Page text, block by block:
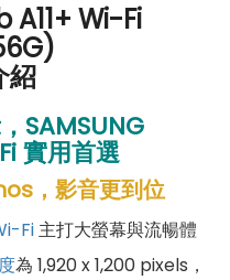
A11+ Wi-Fi
紹
SAMSUNG
實用首選
，影音更到位
Fi主打大螢幕與流暢體
為 1,920 x 1,200 pixels，